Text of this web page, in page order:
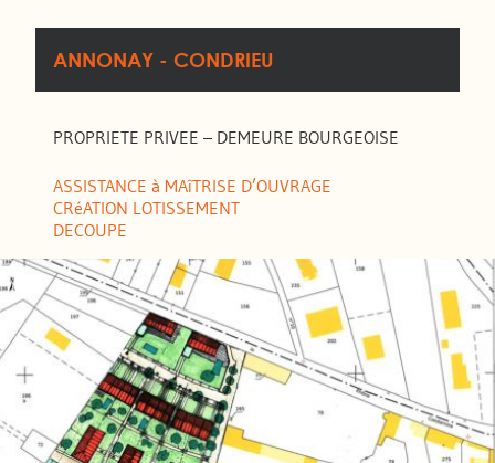
ANNONAY - CONDRIEU
PROPRIETE PRIVEE – DEMEURE BOURGEOISE
ASSISTANCE à MAîTRISE D’OUVRAGE
CRéATION LOTISSEMENT
DECOUPE